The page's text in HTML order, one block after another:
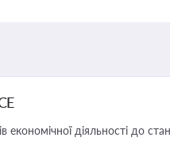
економічної діяльності до